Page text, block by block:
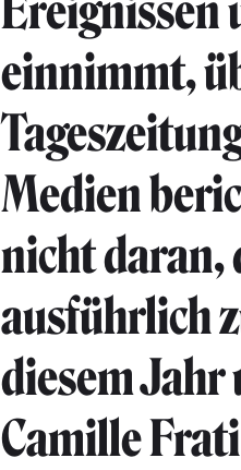
einnimmt,
Medien
nicht daran,
ausführlich
diesem
Camille